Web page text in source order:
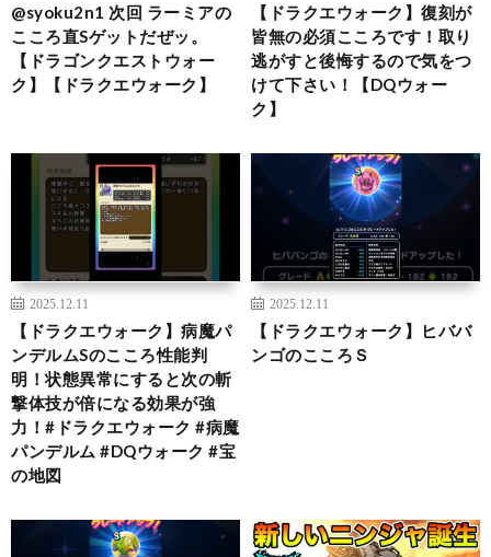
@syoku2n1 次回 ラーミアの
こころ直Sゲットだぜッ。
【ドラゴンクエストウォー
ク】【ドラクエウォーク】
【ドラクエウォーク】復刻が
皆無の必須こころです！取り
逃がすと後悔するので気をつ
けて下さい！【DQウォー
ク】
2025.12.11
【ドラクエウォーク】病魔パ
ンデルムSのこころ性能判
明！状態異常にすると次の斬
撃体技が倍になる効果が強
力！#ドラクエウォーク #病魔
パンデルム #DQウォーク #宝
の地図
2025.12.11
【ドラクエウォーク】ヒババ
ンゴのこころＳ